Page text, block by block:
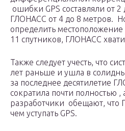
ошибки GPS составляли от
ГЛОНАСС от 4 до 8 метров.
определить
11 спутников, ГЛОНАСС
Также следует учесть, что
лет раньше и ушла в
за последнее десятилетие
сократила почти полностью ,
разработчики обещают, что
чем уступать GPS.